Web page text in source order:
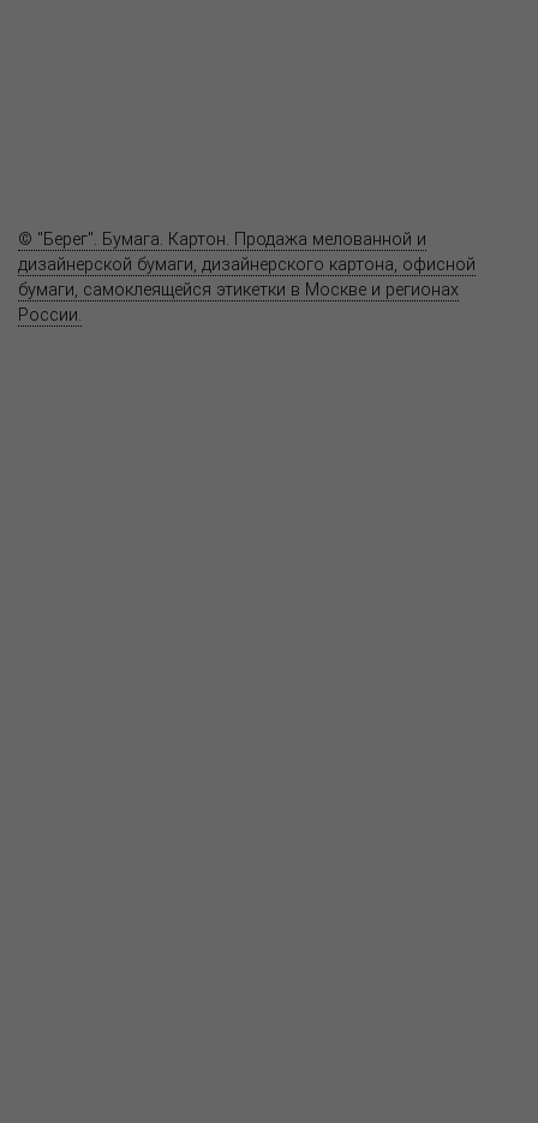
© "Берег". Бумага. Картон. Продажа мелованной и
дизайнерской бумаги, дизайнерского картона, офисной
бумаги, самоклеящейся этикетки в Москве и регионах
России.